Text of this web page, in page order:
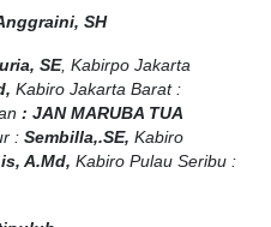
SH
SE, Kabirpo Jakarta
Kabiro Jakarta Barat :
: JAN MARUBA TUA
: Sembilla,.SE, Kabiro
A.Md, Kabiro Pulau Seribu :